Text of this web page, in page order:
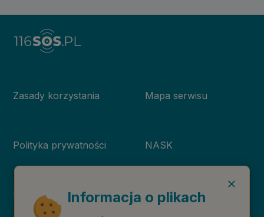
Zasady korzystania
Polityka prywatności
Deklaracja dostępności
Mapa serwisu
NASK
Niebieska Linia
Informacja o plikach